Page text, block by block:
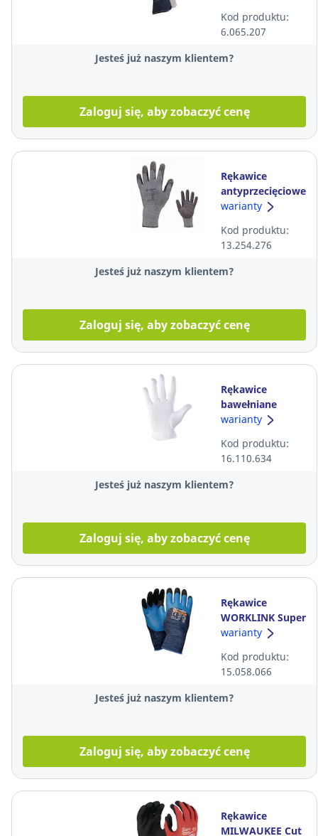
Kod produktu:
6.065.207
Jesteś już naszym klientem?
Zaloguj się, aby zobaczyć cenę
Rękawice
antyprzecięciowe
COVERGUARD
9, para
warianty
Kod produktu:
13.254.276
Jesteś już naszym klientem?
Zaloguj się, aby zobaczyć cenę
Rękawice
bawełniane
POLSTAR Mini,
warianty
Kod produktu:
16.110.634
Jesteś już naszym klientem?
Zaloguj się, aby zobaczyć cenę
Rękawice
WORKLINK Super
Tech Blue Fix,
rozmiar 10, Para
warianty
Kod produktu:
15.058.066
Jesteś już naszym klientem?
Zaloguj się, aby zobaczyć cenę
Rękawice
MILWAUKEE Cut